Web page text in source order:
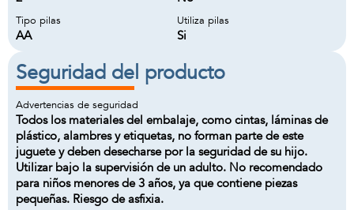
Tipo pilas
AA
Utiliza pilas
Si
Seguridad del producto
Advertencias de seguridad
Todos los materiales del embalaje, como cintas, láminas de
plástico, alambres y etiquetas, no forman parte de este
juguete y deben desecharse por la seguridad de su hijo.
Utilizar bajo la supervisión de un adulto. No recomendado
para niños menores de 3 años, ya que contiene piezas
pequeñas. Riesgo de asfixia.